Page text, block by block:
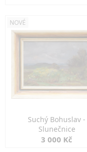
NOVÉ
Suchý Bohuslav -
Slunečnice
3 000 Kč